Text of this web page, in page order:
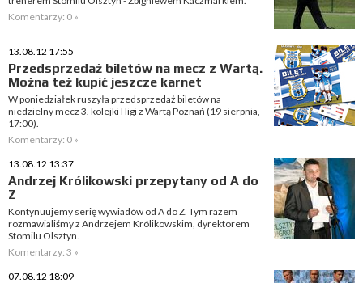
Komentarzy: 0 »
13.08.12 17:55
Przedsprzedaż biletów na mecz z Wartą.
Można też kupić jeszcze karnet
W poniedziałek ruszyła przedsprzedaż biletów na
niedzielny mecz 3. kolejki I ligi z Wartą Poznań (19 sierpnia,
17:00).
Komentarzy: 0 »
13.08.12 13:37
Andrzej Królikowski przepytany od A do
Z
Kontynuujemy serię wywiadów od A do Z. Tym razem
rozmawialiśmy z Andrzejem Królikowskim, dyrektorem
Stomilu Olsztyn.
Komentarzy: 3 »
07.08.12 18:09